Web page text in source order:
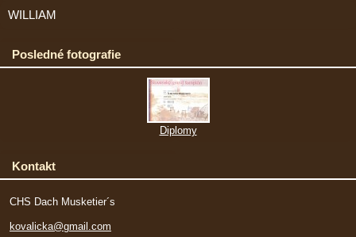
WILLIAM
Posledné fotografie
Diplomy
Kontakt
CHS Dach Musketier´s
kovalicka@gmail.com